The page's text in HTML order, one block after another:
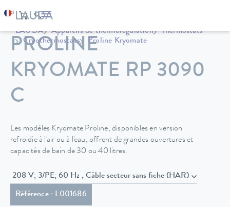
LAUDA Appareils de thermorégulation
Thermostats
Cryothermostats
Proline Kryomate
PROLINE
KRYOMATE RP 3090
C
Les modèles Kryomate Proline, disponibles en version
refroidie à l'air ou à l'eau, offrent de grandes ouvertures et
capacités de bain de 30 ou 40 litres.
208 V; 3/PE; 60 Hz , Câble secteur sans fiche (HAR)
Référence : L001686